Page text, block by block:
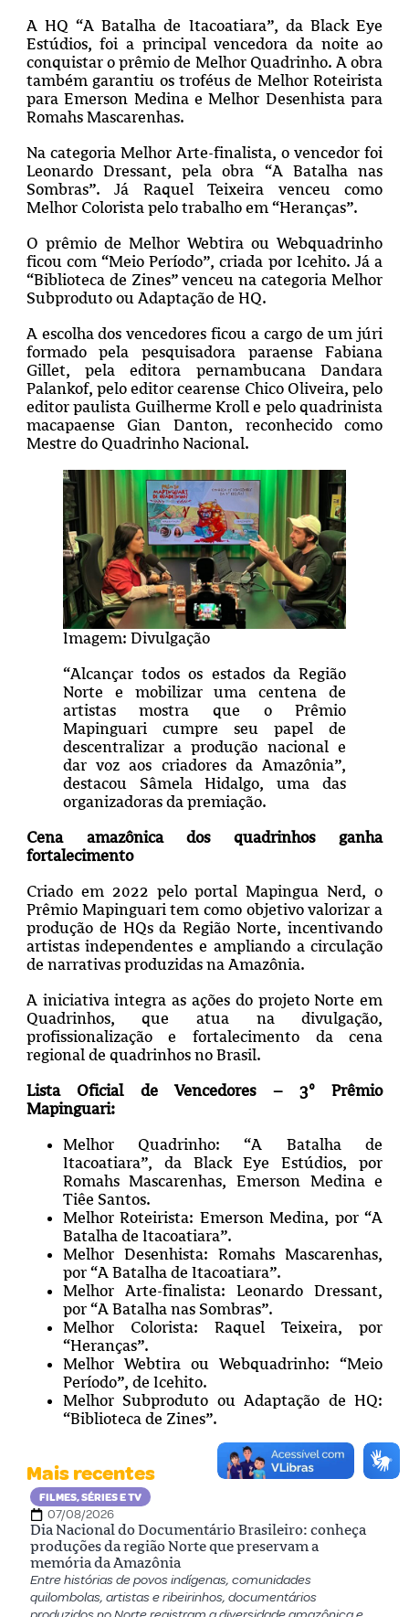
A HQ “A Batalha de Itacoatiara”, da Black Eye
Estúdios, foi a principal vencedora da noite ao
conquistar o prêmio de Melhor Quadrinho. A obra
também garantiu os troféus de Melhor Roteirista
para Emerson Medina e Melhor Desenhista para
Romahs Mascarenhas.
Na categoria Melhor Arte-finalista, o vencedor foi
Leonardo Dressant, pela obra “A Batalha nas
Sombras”. Já Raquel Teixeira venceu como
Melhor Colorista pelo trabalho em “Heranças”.
O prêmio de Melhor Webtira ou Webquadrinho
ficou com “Meio Período”, criada por Icehito. Já a
“Biblioteca de Zines” venceu na categoria Melhor
Subproduto ou Adaptação de HQ.
A escolha dos vencedores ficou a cargo de um júri
formado pela pesquisadora paraense Fabiana
Gillet, pela editora pernambucana Dandara
Palankof, pelo editor cearense Chico Oliveira, pelo
editor paulista Guilherme Kroll e pelo quadrinista
macapaense Gian Danton, reconhecido como
Mestre do Quadrinho Nacional.
Imagem: Divulgação
“Alcançar todos os estados da Região
Norte e mobilizar uma centena de
artistas mostra que o Prêmio
Mapinguari cumpre seu papel de
descentralizar a produção nacional e
dar voz aos criadores da Amazônia”,
destacou Sâmela Hidalgo, uma das
organizadoras da premiação.
Cena amazônica dos quadrinhos ganha
fortalecimento
Criado em 2022 pelo portal Mapingua Nerd, o
Prêmio Mapinguari tem como objetivo valorizar a
produção de HQs da Região Norte, incentivando
artistas independentes e ampliando a circulação
de narrativas produzidas na Amazônia.
A iniciativa integra as ações do projeto Norte em
Quadrinhos, que atua na divulgação,
profissionalização e fortalecimento da cena
regional de quadrinhos no Brasil.
Lista Oficial de Vencedores – 3º Prêmio
Mapinguari:
Melhor Quadrinho: “A Batalha de
Itacoatiara”, da Black Eye Estúdios, por
Romahs Mascarenhas, Emerson Medina e
Tiêe Santos.
Melhor Roteirista: Emerson Medina, por “A
Batalha de Itacoatiara”.
Melhor Desenhista: Romahs Mascarenhas,
por “A Batalha de Itacoatiara”.
Melhor Arte-finalista: Leonardo Dressant,
por “A Batalha nas Sombras”.
Melhor Colorista: Raquel Teixeira, por
“Heranças”.
Melhor Webtira ou Webquadrinho: “Meio
Período”, de Icehito.
Melhor Subproduto ou Adaptação de HQ:
“Biblioteca de Zines”.
Mais recentes
FILMES, SÉRIES E TV
07/08/2026
Dia Nacional do Documentário Brasileiro: conheça
produções da região Norte que preservam a
memória da Amazônia
Entre histórias de povos indígenas, comunidades
quilombolas, artistas e ribeirinhos, documentários